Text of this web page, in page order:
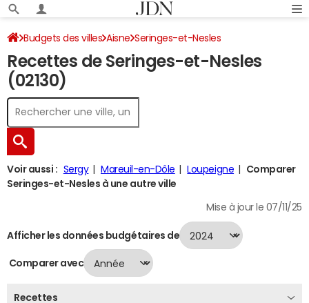
Budgets des villes Aisne Seringes-et-Nesles
Recettes 2024
Recettes de Seringes-et-Nesles
(02130)
Voir aussi : Sergy Mareuil-en-Dôle Loupeigne
Comparer
Seringes-et-Nesles à une autre ville
Mise à jour le 07/11/25
Afficher les données budgétaires de
Comparer avec
Recettes